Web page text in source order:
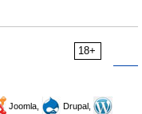
18+
Joomla,
Drupal,